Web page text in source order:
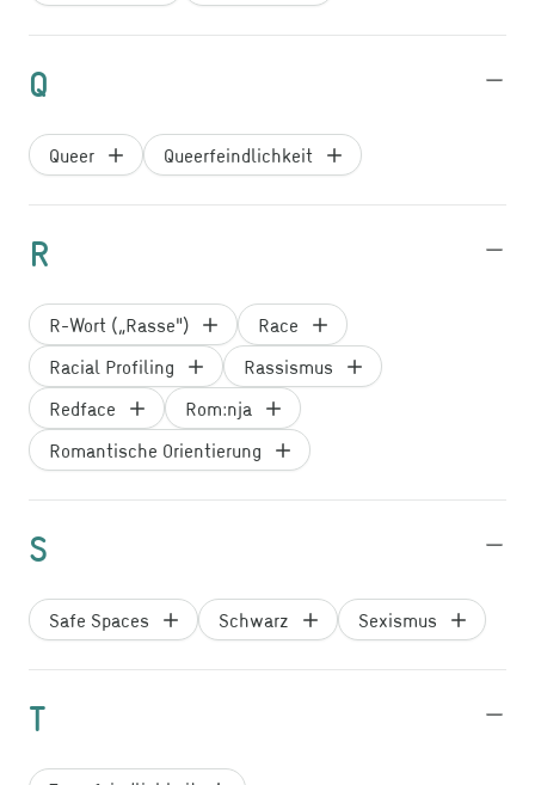
Q
Queer Queerfeindlichkeit
R
R-Wort („Rasse")
Race
Racial Profiling
Rassismus
Redface
Rom:nja
Romantische Orientierung
S
Safe Spaces Schwarz Sexismus
T